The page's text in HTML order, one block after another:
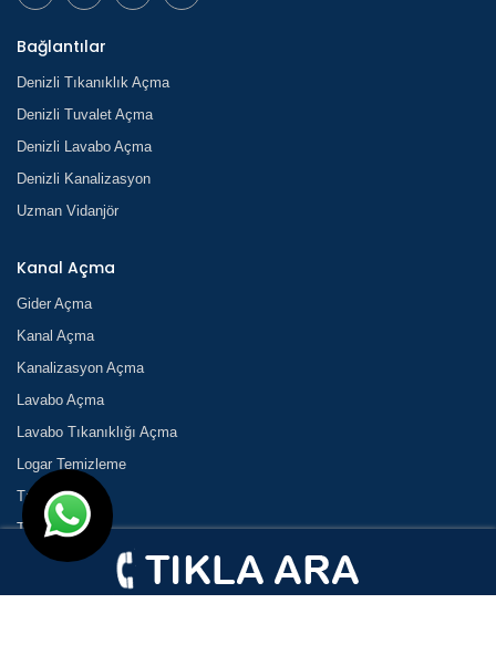
Bağlantılar
Denizli Tıkanıklık Açma
Denizli Tuvalet Açma
Denizli Lavabo Açma
Denizli Kanalizasyon
Uzman Vidanjör
Kanal Açma
Gider Açma
Kanal Açma
Kanalizasyon Açma
Lavabo Açma
Lavabo Tıkanıklığı Açma
Logar Temizleme
Tıkanık Açma
Tıkanıklık
Tıkanıklık Açma
Tuvalet Açma